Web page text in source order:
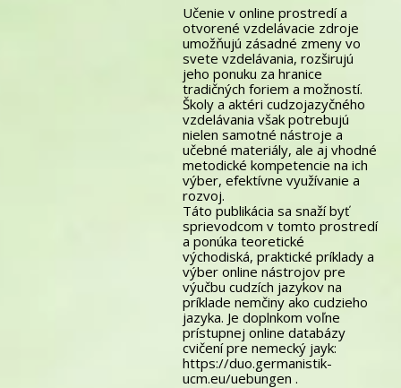
Učenie v online prostredí a
otvorené vzdelávacie zdroje
umožňujú zásadné zmeny vo
svete vzdelávania, rozširujú
jeho ponuku za hranice
tradičných foriem a možností.
Školy a aktéri cudzojazyčného
vzdelávania však potrebujú
nielen samotné nástroje a
učebné materiály, ale aj vhodné
metodické kompetencie na ich
výber, efektívne využívanie a
rozvoj.
Táto publikácia sa snaží byť
sprievodcom v tomto prostredí
a ponúka teoretické
východiská, praktické príklady a
výber online nástrojov pre
výučbu cudzích jazykov na
príklade nemčiny ako cudzieho
jazyka. Je doplnkom voľne
prístupnej online databázy
cvičení pre nemecký jayk:
https://duo.germanistik-
ucm.eu/uebungen .